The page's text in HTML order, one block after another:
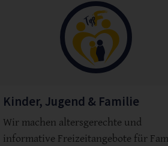
Kinder, Jugend & Familie
Wir machen altersgerechte und
informative Freizeitangebote für